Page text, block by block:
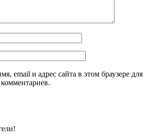
email и адрес сайта в этом браузере для